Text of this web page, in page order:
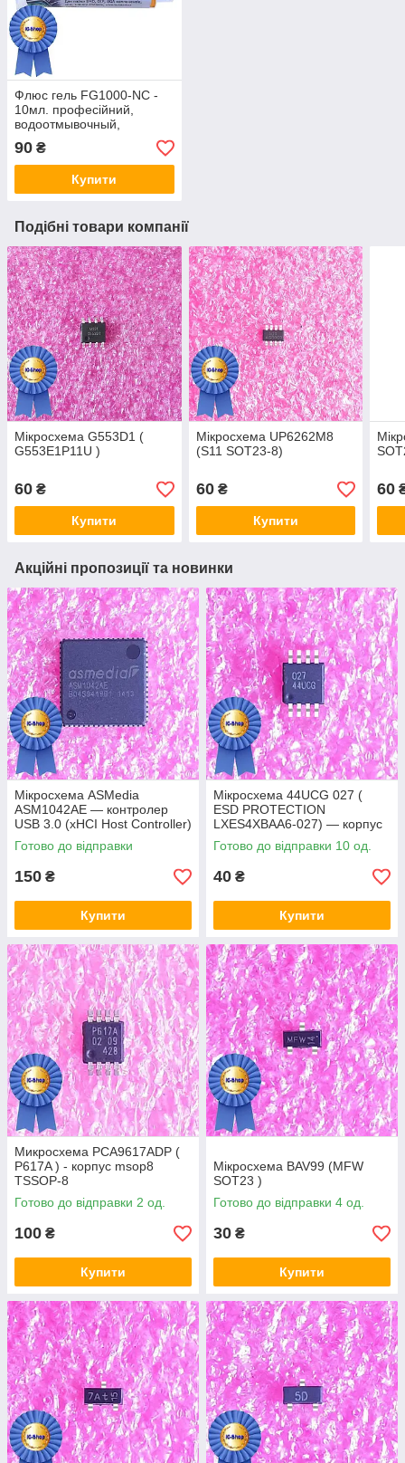
Флюс гель FG1000-NC -
10мл. професійний,
водоотмывочный,
водосмываемый
90 ₴
Купити
Подібні товари компанії
Мікросхема G553D1 (
G553E1P11U )
60 ₴
Купити
Мікросхема UP6262M8
(S11 SOT23-8)
60₴
Купити
60
Акційні пропозиції та новинки
Мікросхема ASMedia
ASM1042AE — контролер
USB 3.0 (xHCI Host Controller)
Готово до відправки
150 ₴
Купити
Мікросхема 44UCG 027 (
ESD PROTECTION
LXES4XBAA6-027) — корпус
msop8
Готово до відправки 10 од.
40 ₴
Купити
Микросхема PCA9617ADP (
P617A ) - корпус msop8
TSSOP-8
Готово до відправки 2 од.
100 ₴
Купити
Мікросхема BAV99 (MFW
SOT23 )
Готово до відправки 4 од.
30 ₴
Купити